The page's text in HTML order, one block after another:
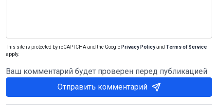
This site is protected by reCAPTCHA and the Google Privacy Policyand Terms of Service
apply.
Ваш комментарий будет проверен перед публикацией
Отправить комментарий